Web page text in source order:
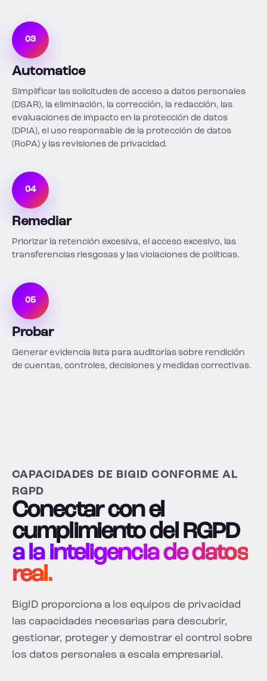
03
Automatice
Simplificar las solicitudes de acceso a datos personales
(DSAR), la eliminación, la corrección, la redacción, las
evaluaciones de impacto en la protección de datos
(DPIA), el uso responsable de la protección de datos
(RoPA) y las revisiones de privacidad.
04
Remediar
Priorizar la retención excesiva, el acceso excesivo, las
transferencias riesgosas y las violaciones de políticas.
05
Probar
Generar evidencia lista para auditorías sobre rendición
de cuentas, controles, decisiones y medidas correctivas.
CAPACIDADES DE BIGID CONFORME AL
RGPD
Conectar con el
cumplimiento del RGPD
a la inteligencia de datos
real.
BigID proporciona a los equipos de privacidad
las capacidades necesarias para descubrir,
gestionar, proteger y demostrar el control sobre
los datos personales a escala empresarial.